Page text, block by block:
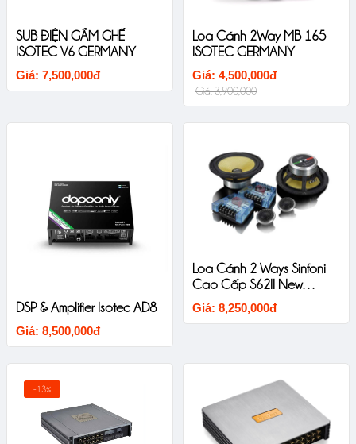
SUB ĐIỆN GẦM GHẾ
ISOTEC V6 GERMANY
Giá: 7,500,000đ
Loa Cánh 2Way MB 165
ISOTEC GERMANY
Giá: 4,500,000đ
Giá: 3,900,000
DSP & Amplifier Isotec AD8
Giá: 8,500,000đ
Loa Cánh 2 Ways Sinfoni
Cao Cấp S62II New
Version
Giá: 8,250,000đ
-13%